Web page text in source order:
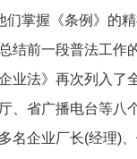
掌握《条例》的
结前一段普法工作
业法》再次列入了
、省广播电台等八
名企业厂长(经理)